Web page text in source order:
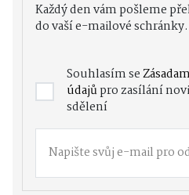
Každý den vám pošleme
do vaší e-mailové schránky.
Souhlasím se
údajůpro zasílání
sdělení